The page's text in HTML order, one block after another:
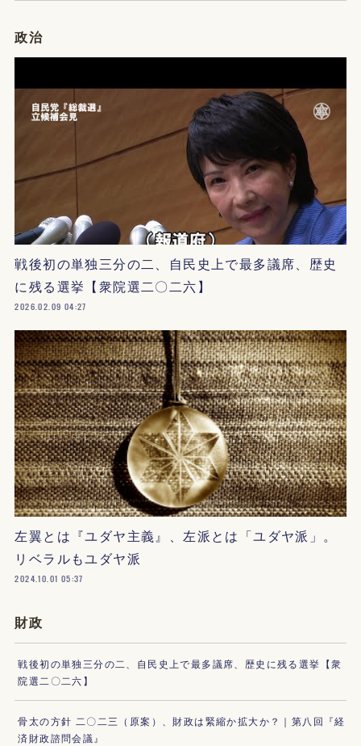
政治
戦後初の単独三分の二、自民史上で最多議席、歴史
に残る選挙【衆院選二〇二六】
2026.02.09 04:27
左翼とは『ユダヤ主義』、左派とは「ユダヤ派」。
リベラルもユダヤ派
2024.10.01 05:37
財政
戦後初の単独三分の二、自民史上で最多議席、歴史に残る選挙【衆
院選二〇二六】
骨太の方針 二〇二三（原案）、財政は緊縮か拡大か？｜第八回『経
済財政諮問会議』